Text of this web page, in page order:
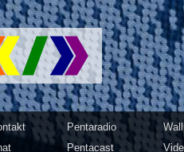
|
Pentaradio
Pentacast